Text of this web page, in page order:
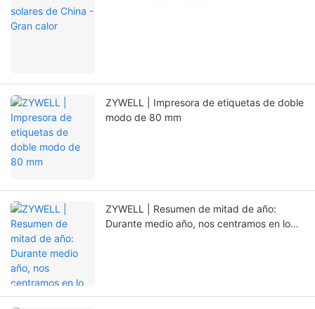
ZYWELL | Impresora de etiquetas de doble
modo de 80 mm
ZYWELL | Resumen de mitad de año:
Durante medio año, nos centramos en lo